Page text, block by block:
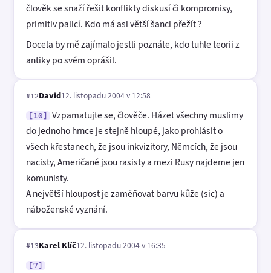
člověk se snaží řešit konflikty diskusí či kompromisy,
primitiv palicí. Kdo má asi větší šanci přežít ?
Docela by mě zajímalo jestli poznáte, kdo tuhle teorii z
antiky po svém oprášil.
#12David12. listopadu 2004 v 12:58
[10]
Vzpamatujte se, člověče. Házet všechny muslimy
do jednoho hrnce je stejně hloupé, jako prohlásit o
všech křesťanech, že jsou inkvizitory, Němcích, že jsou
nacisty, Američané jsou rasisty a mezi Rusy najdeme jen
komunisty.
A největší hloupost je zaměňovat barvu kůže (sic) a
náboženské vyznání.
#13Karel Klíč12. listopadu 2004 v 16:35
[7]